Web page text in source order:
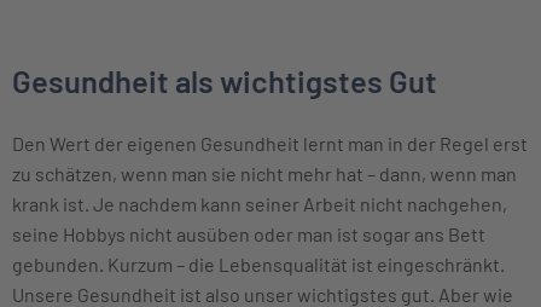
Gesundheit als wichtigstes Gut
Den Wert der eigenen Gesundheit lernt man in der Regel erst
zu schätzen, wenn man sie nicht mehr hat – dann, wenn man
krank ist. Je nachdem kann seiner Arbeit nicht nachgehen,
seine Hobbys nicht ausüben oder man ist sogar ans Bett
gebunden. Kurzum – die Lebensqualität ist eingeschränkt.
Unsere Gesundheit ist also unser wichtigstes gut. Aber wie